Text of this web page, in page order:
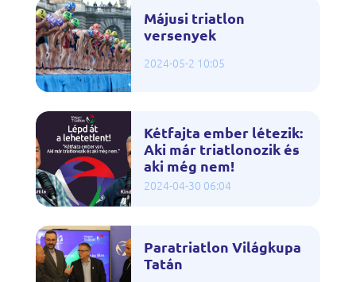
Májusi triatlon
versenyek
2024-05-2 10:05
Kétfajta ember létezik:
Aki már triatlonozik és
aki még nem!
2024-04-30 06:04
Paratriatlon Világkupa
Tatán